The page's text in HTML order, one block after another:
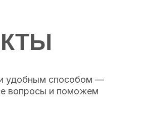
удобным способом —
вопросы и поможем